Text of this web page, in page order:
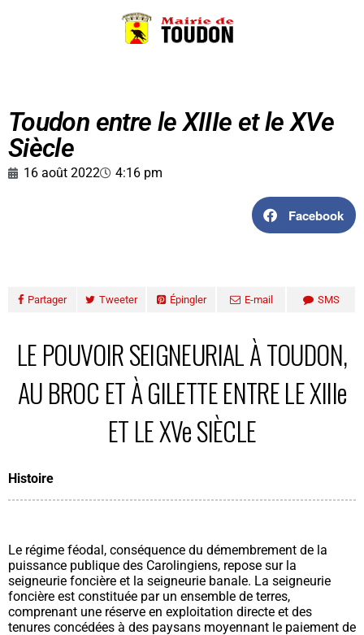
Toudon entre le XIIIe et le XVe
Siècle
16 août 2022 4:16 pm
Facebook
Partager Tweeter Épingler E-mail SMS
LE POUVOIR SEIGNEURIAL À TOUDON,
AU BROC ET À GILETTE ENTRE LE XIIIe
ET LE XVe SIÈCLE
Histoire
Le régime féodal, conséquence du démembrement de la
puissance publique des Carolingiens, repose sur la
seigneurie foncière et la seigneurie banale. La seigneurie
foncière est constituée par un ensemble de terres,
comprenant une réserve en exploitation directe et des
tenures concédées à des paysans moyennant le paiement de